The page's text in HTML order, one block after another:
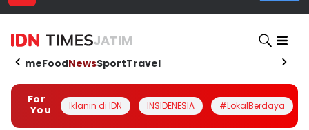
JATIM
HomeFoodNewsSportTravel
For
You
Iklanin di IDN INSIDENESIA #LokalBerdaya